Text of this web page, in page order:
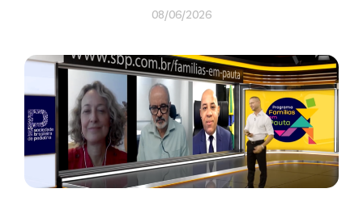
08/06/2026